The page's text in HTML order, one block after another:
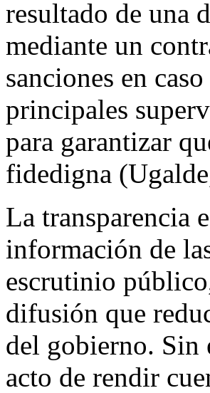
resultado de una
mediante un
sanciones en
principales
para garantizar
fidedigna
La transparencia
información de
escrutinio
difusión que
del gobierno. Sin
acto de rendir